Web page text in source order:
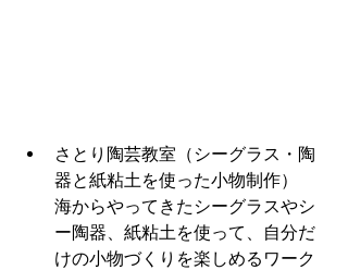
さとり陶芸教室（シーグラス・陶
器と紙粘土を使った小物制作）
海からやってきたシーグラスやシ
ー陶器、紙粘土を使って、自分だ
けの小物づくりを楽しめるワーク